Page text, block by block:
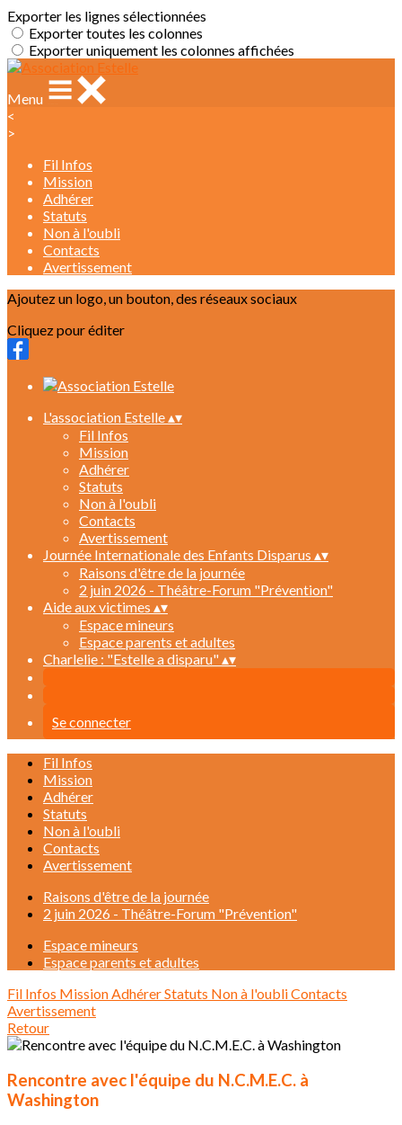
Exporter les lignes sélectionnées
Exporter toutes les colonnes
Exporter uniquement les colonnes affichées
Menu
<
>
Fil Infos
Mission
Adhérer
Statuts
Non à l'oubli
Contacts
Avertissement
Ajoutez un logo, un bouton, des réseaux sociaux
Cliquez pour éditer
L'association Estelle▴▾
Fil Infos
Mission
Adhérer
Statuts
Non à l'oubli
Contacts
Avertissement
Journée Internationale des Enfants Disparus ▴▾
Raisons d'être de la journée
2 juin 2026 - Théâtre-Forum "Prévention"
Aide aux victimes ▴▾
Espace mineurs
Espace parents et adultes
Charlelie : "Estelle a disparu"▴▾
Se connecter
Fil Infos
Mission
Adhérer
Statuts
Non à l'oubli
Contacts
Avertissement
Raisons d'être de la journée
2 juin 2026 - Théâtre-Forum "Prévention"
Espace mineurs
Espace parents et adultes
Fil Infos MissionAdhérerStatuts Non à l'oubliContacts
Avertissement
Retour
Rencontre avec l'équipe du N.C.M.E.C. à
Washington